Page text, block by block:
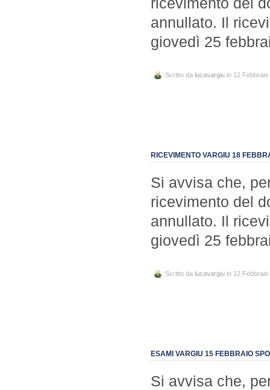
annullato. Il
giovedì 25
Scritto da lucavargiu in 12 Febbraio
RICEVIMENTO VARGIU 18
Si avvisa che,
ricevimento del
annullato. Il
giovedì 25
Scritto da lucavargiu in 12 Febbraio
ESAMI VARGIU 15 FEBBRAIO
Si avvisa che,